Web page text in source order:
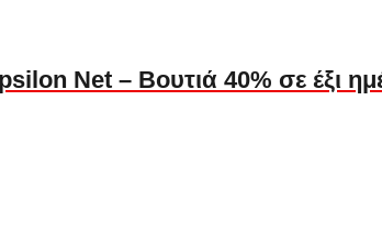
Net – Βουτιά 40% σε έξι